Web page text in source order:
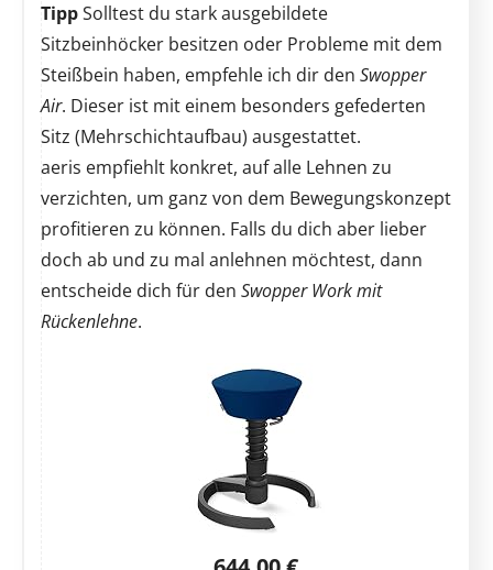
TippSolltest du stark ausgebildete
Sitzbeinhöcker besitzen oder Probleme mit dem
Steißbein haben, empfehle ich dir den Swopper
Air. Dieser ist mit einem besonders gefederten
Sitz (Mehrschichtaufbau) ausgestattet.
aeris empfiehlt konkret, auf alle Lehnen zu
verzichten, um ganz von dem Bewegungskonzept
profitieren zu können. Falls du dich aber lieber
doch ab und zu mal anlehnen möchtest, dann
entscheide dich für den Swopper Work mit
Rückenlehne.